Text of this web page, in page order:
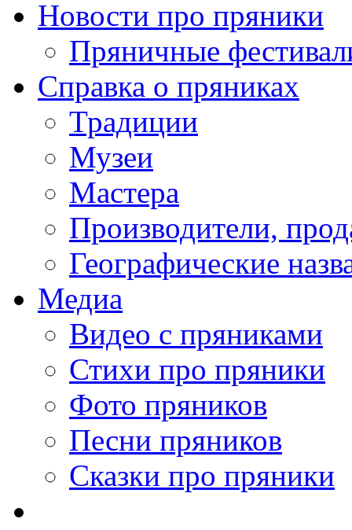
Новости про пряники
Пряничные
Справка о пряниках
Традиции
Музеи
Мастера
Производители,
Географические
Медиа
Видео с пряниками
Стихи про пряники
Фото пряников
Песни пряников
Сказки про пряники